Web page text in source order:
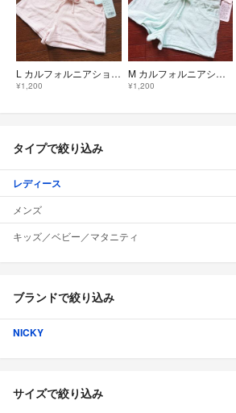
L カルフォルニアショア パイル素材 ショートパンツ タオル地 ピンク
¥1,200
M カルフォルニアショア パイル素材 ショートパンツ タオル地 グリーン
¥1,200
タイプで絞り込み
レディース
メンズ
キッズ／ベビー／マタニティ
ブランドで絞り込み
NICKY
サイズで絞り込み